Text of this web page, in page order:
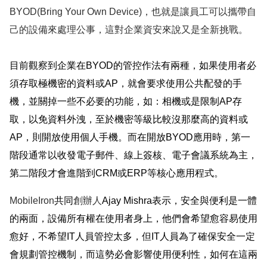
BYOD(Bring Your Own Device)，也就是讓員工可以攜帶自
己的設備來處理公事，這對企業資安來說又是全新挑戰。
目前觀察到企業在BYOD的管控作法有兩種，如果使用者必
須存取極機密的資料或AP ，就會要求使用公共配發的手
機，並關掉一些不必要的功能，如：相機或是限制 AP存
取，以免資料外洩，至於機密等級比較沒那麼高的資料或
AP ，則開放使用個人手機。而在開放BYOD應用時，第一
階段通常以收發電子郵件、線上簽核、電子會議系統為主，
第二階段才會進階到 CRM或ERP等核心應用程式。
MobileIron共同創辦人 Ajay Mishra表示，安全與便利是一體
的兩面，設備所有權在使用者身上，他們會希望愈容易使用
愈好，不希望 IT人員管控太多，但 IT人員為了確保安全一定
會規劃管控機制，而這勢必會影響使用便利性，如何在這兩